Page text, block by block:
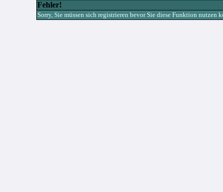
Fehler!
Sorry, Sie müssen sich registrieren bevor Sie diese Funktion nutzen